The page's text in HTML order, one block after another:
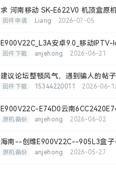
求 河南移动 SK-E622V0 机顶盒原
固件申请 Liang 2026-07-05
E900V22C_L3A安卓9.0_移动
固件下载 anjehong 2026-06-21
建议论坛整顿风气，遇到骗人的帖子
固件下载 15344220011 2026-06-
E900V22C-E74D0云南
原机备份 anjehong 2026-06-02
海南--创维E900V22C--905L3盒
原机备份 anjehong 2026-05-27